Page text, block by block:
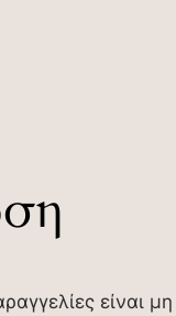
είναι μη